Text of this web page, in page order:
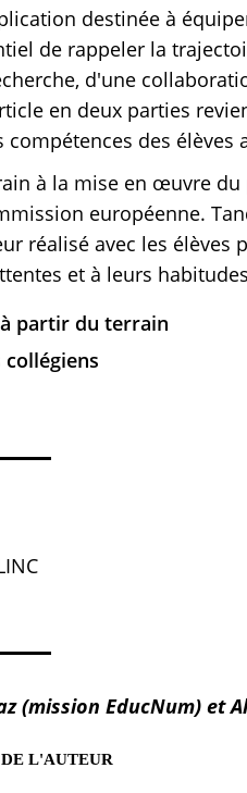
destinée à
de rappeler la
d'une
en deux parties
des élèves
à la mise en œuvre
européenne.
réalisé avec les élèves
et à leurs
partir du terrain
(mission EducNum) et
L'AUTEUR